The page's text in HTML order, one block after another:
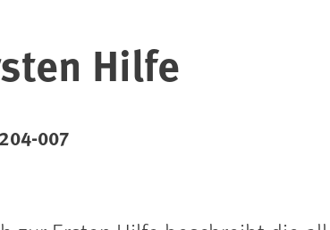
Hilfe
007